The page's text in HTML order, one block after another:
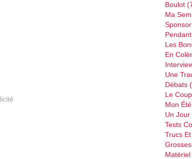
Boulot
Ma
Les
En
Une
Débats
Le
Mon
Un
Tests
Trucs